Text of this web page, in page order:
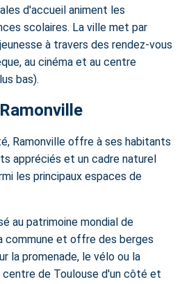
d'accueil animent les
scolaires. La ville met par
à travers des rendez-vous
au cinéma et au centre
bas).
Ramonville offre à ses habitants
appréciés et un cadre naturel
les principaux espaces de
au patrimoine mondial de
commune et offre des berges
la promenade, le vélo ou la
centre de Toulouse d'un côté et